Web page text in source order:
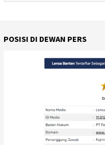
POSISI DI DEWAN PERS